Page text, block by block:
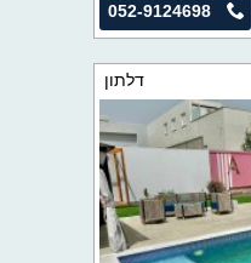
052-9124698
דלתון